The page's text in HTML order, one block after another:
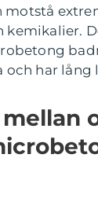
har lång